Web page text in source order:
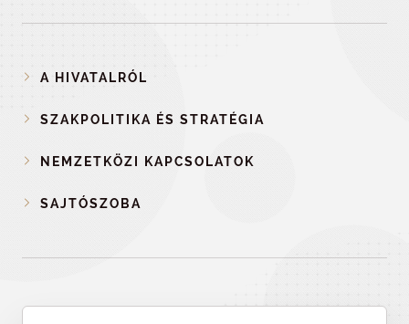
A HIVATALRÓL
SZAKPOLITIKA ÉS STRATÉGIA
NEMZETKÖZI KAPCSOLATOK
SAJTÓSZOBA